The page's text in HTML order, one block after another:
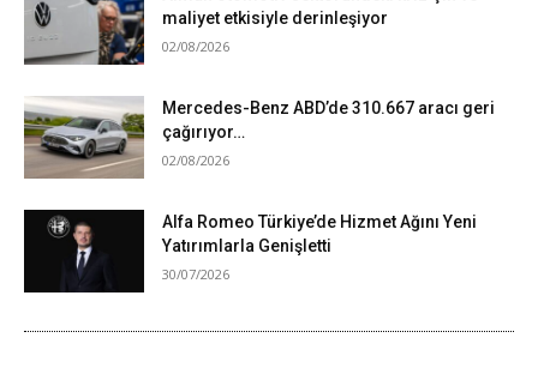
maliyet etkisiyle derinleşiyor
02/08/2026
Mercedes-Benz ABD’de 310.667 aracı geri
çağırıyor…
02/08/2026
Alfa Romeo Türkiye’de Hizmet Ağını Yeni
Yatırımlarla Genişletti
30/07/2026